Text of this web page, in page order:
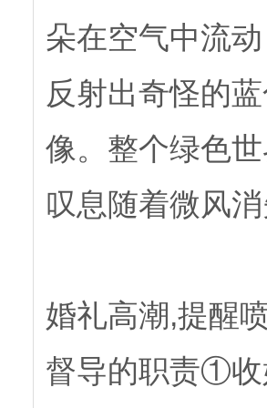
朵在空气中流
反射出奇怪的
像。整个绿色
叹息随着微风
婚礼高潮,提醒
督导的职责①